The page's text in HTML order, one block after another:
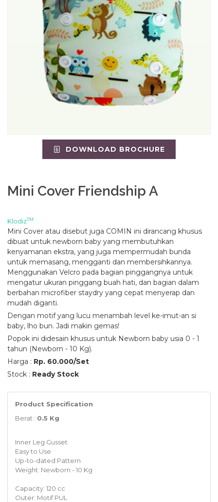
DOWNLOAD BROCHURE
Mini Cover Friendship A
KlodizTM
Mini Cover atau disebut juga COMIN ini dirancang khusus
dibuat untuk newborn baby yang membutuhkan
kenyamanan ekstra, yang juga mempermudah bunda
untuk memasang, mengganti dan membersihkannya.
Menggunakan Velcro pada bagian pinggangnya untuk
mengatur ukuran pinggang buah hati, dan bagian dalam
berbahan microfiber staydry yang cepat menyerap dan
mudah diganti.
Dengan motif yang lucu menambah level ke-imut-an si
baby, lho bun. Jadi makin gemas!
Popok ini didesain khusus untuk Newborn baby usia 0 - 1
tahun (Newborn - 10 Kg).
Harga : Rp. 60.000/Set
Stock : Ready Stock
Product Specification
Berat : 0.5 Kg
Inner Leg Gusset
Easy to Use
Up-to-dated Pattern
Weight: Newborn - 10 Kg
Capacity: 120 cc
Outer: Motif PUL